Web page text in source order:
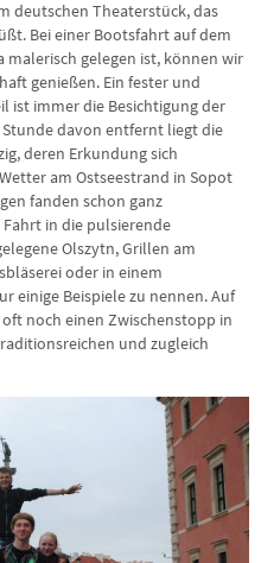
deutschen Theaterstück, das
Bei einer Bootsfahrt auf dem
malerisch gelegen ist, können wir
genießen. Ein fester und
ist immer die Besichtigung der
davon entfernt liegt die
deren Erkundung sich
am Ostseestrand in Sopot
fanden schon ganz
in die pulsierende
Olszytn, Grillen am
oder in einem
einige Beispiele zu nennen. Auf
noch einen Zwischenstopp in
und zugleich